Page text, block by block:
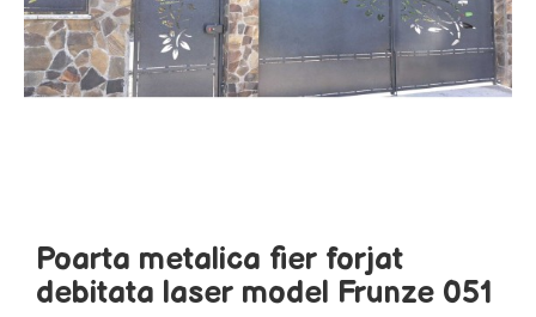
Poarta metalica fier forjat
debitata laser model Frunze 051